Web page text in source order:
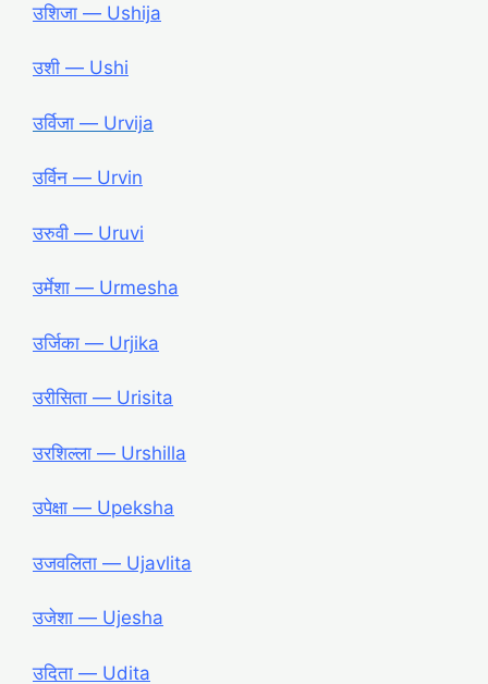
उशिजा ― Ushija
उशी ― Ushi
उर्विजा ― Urvija
उर्विन ― Urvin
उरुवी ― Uruvi
उर्मेशा ― Urmesha
उर्जिका ― Urjika
उरीसिता ― Urisita
उरशिल्ला ― Urshilla
उपेक्षा ― Upeksha
उजवलिता ― Ujavlita
उजेशा ― Ujesha
उदिता ― Udita